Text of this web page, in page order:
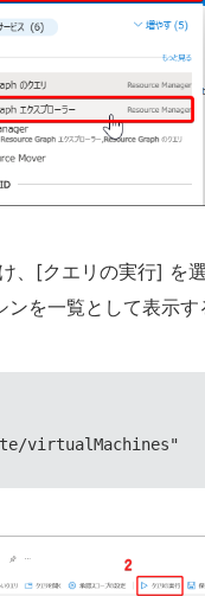
、[クエリの実行] を
を一覧として表示す
virtualMachines"